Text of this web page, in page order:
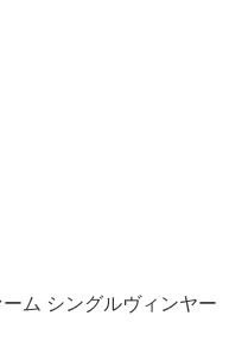
ム シングルヴィンヤー